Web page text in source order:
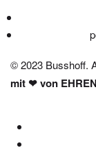
© 2023 Busshoff.
mit ❤ von